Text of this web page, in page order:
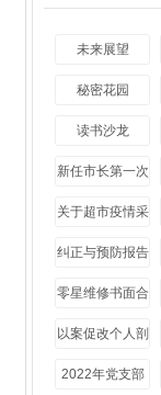
未来展望
秘密花园
读书沙龙
新任市长第一次
关于超市疫情采
纠正与预防报告
零星维修书面合
以案促改个人剖
2022年党支部